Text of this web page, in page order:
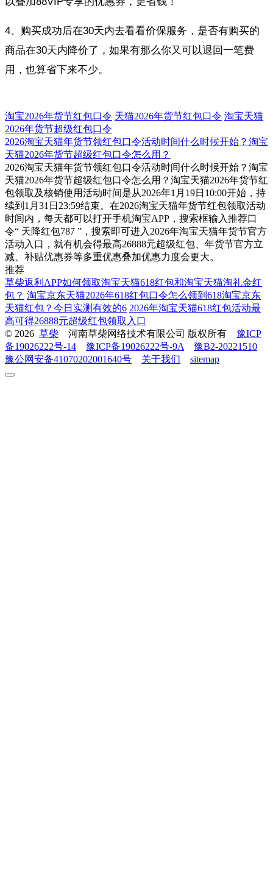
4、购买成功后在30天内去看看价保服务，是否有购买的
商品在30天内降价了，如果有那么你又可以退回一笔费
用，也算省下来不少。
淘宝2026年货节红包口令 天猫2026年货节红包口令 淘宝天猫
2026年货节超级红包口令
2026淘宝天猫年货节领红包口令活动时间什么时候开始？淘宝
天猫2026年货节超级红包口令怎么用？
2026淘宝天猫年货节领红包口令活动时间什么时候开始？淘宝
天猫2026年货节超级红包口令怎么用？淘宝天猫2026年货节红
包领取及核销使用活动时间是从2026年1月19日10:00开始，持
续到1月31日23:59结束。在2026淘宝天猫年货节红包领取活动
时间内，每天都可以打开手机淘宝APP，搜索框输入推荐口
令“ 天降红包787 ”，搜索即可进入2026年淘宝天猫年货节官方
活动入口，就有机会得最高26888元超级红包、年货节官方立
减、补贴优惠券等多重优惠叠加优惠力度会更大。
推荐
草柴返利APP如何领取淘宝天猫618红包和淘宝天猫淘礼金红
包？ 淘宝京东天猫2026年618红包口令怎么领到618淘宝京东
天猫红包？今日实测有效的6 2026年淘宝天猫618红包活动最
高可得26888元超级红包领取入口
© 2026 草柴 河南草柴网络技术有限公司 版权所有 豫ICP
备19026222号-14
豫ICP备19026222号-9A
豫B2-20221510
豫公网安备41070202001640号
关于我们 sitemap